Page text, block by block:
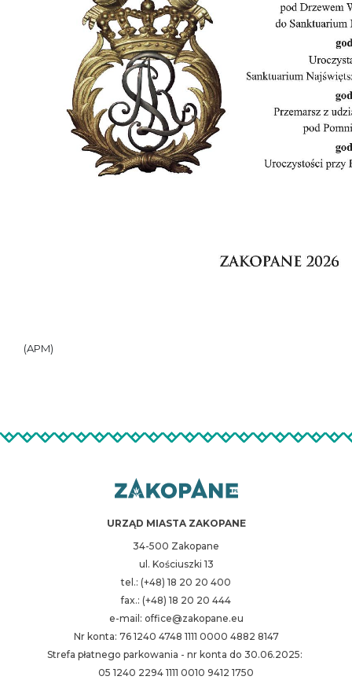
(APM)
URZĄD MIASTA ZAKOPANE
34-500 Zakopane
ul. Kościuszki 13
tel.: (+48) 18 20 20 400
fax.: (+48) 18 20 20 444
e-mail: office@zakopane.eu
Nr konta: 76 1240 4748 1111 0000 4882 8147
Strefa płatnego parkowania - nr konta do 30.06.2025:
05 1240 2294 1111 0010 9412 1750